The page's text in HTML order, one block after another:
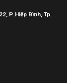
P. Hiệp Bình, Tp.